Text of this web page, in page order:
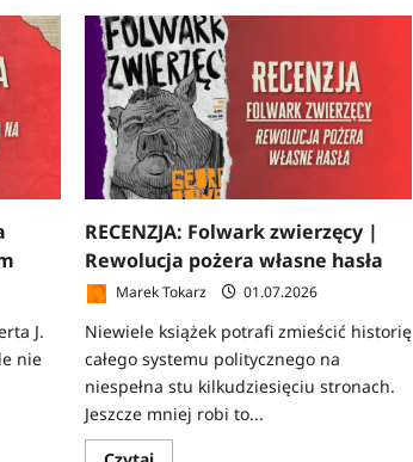
Pierwiastki
Marii
Skłodowskiej-
Curie
|
Kobieta,
która
zmieniła
więcej
niż
naukę
J.
nie
RECENZJA: Folwark zwierzęcy |
Rewolucja pożera własne hasła
Marek Tokarz 01.07.2026
Niewiele książek potrafi zmieścić historię
całego systemu politycznego na
niespełna stu kilkudziesięciu stronach.
Jeszcze mniej robi to...